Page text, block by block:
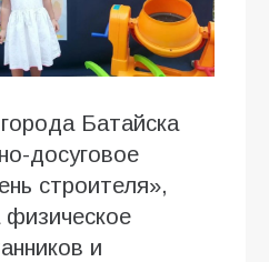
Батайска
досуговое
строителя»,
физическое
и